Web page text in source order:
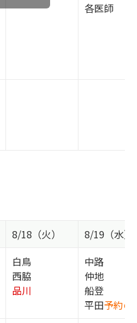
各医師
8/18（火）
8/19（水）
白鳥
西脇
品川
中路
仲地
船登
平田予約の